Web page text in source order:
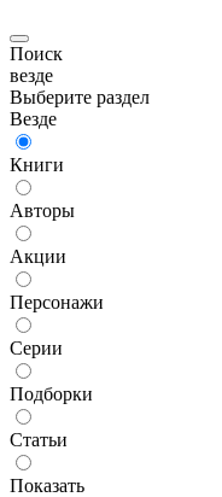
Поиск
везде
Выберите раздел
Везде
Книги
Авторы
Акции
Персонажи
Серии
Подборки
Статьи
Показать